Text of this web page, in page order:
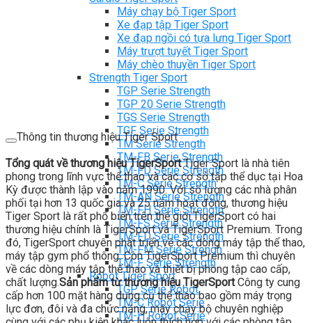
Máy chạy bộ Tiger Sport
Xe đạp tập Tiger Sport
Xe đạp ngồi có tựa lưng Tiger Sport
Máy trượt tuyết Tiger Sport
Máy chèo thuyền Tiger Sport
Strength Tiger Sport
TGP Serie Strength
TGP 20 Serie Strength
TGS Serie Strength
TGF Serie Strength
TM Serie Strength
TM-FB Serie Strength
TM-FD Serie Strength
TM-C Serie Strength
TM-AN Serie Strength
TM-FH Serie Strength
TM-FS Serie Strength
TM-FD Serie Strength
TM-FM Serie Strengh
TM-F Serie Strength
Robot Tiger Sport
TGP Serie Robot
TM-C Robot Serie
TM-H Robot Serie
Thông tin thương hiệu Tiger Sport
Tổng quát về thương hiệu TigerSportTiger Sport là nhà tiên
phong trong lĩnh vực thể thao và các cơ sở tập thể dục tại Hoa
Kỳ được thành lập vào năm 1990. Với số lượng các nhà phân
phối tại hơn 13 quốc gia và 25 năm hoạt động, thương hiệu
Tiger Sport là rất phổ biến trên thế giới.TigerSport có hai
thương hiệu chính là TigerSport và TigerSport Premium. Trong
đó, TigerSport chuyên phát triển về các dòng máy tập thể thao,
máy tập gym phổ thông. Còn TigerSport Premium thì chuyên
về các dòng máy tập thể thao và thiết bị phòng tập cao cấp,
chất lượng.Sản phẩm từ thương hiệu TigerSportCông ty cung
cấp hơn 100 mặt hàng dụng cụ thể thao bao gồm máy trọng
lực đơn, đôi và đa chức năng, máy chạy bộ chuyên nghiệp